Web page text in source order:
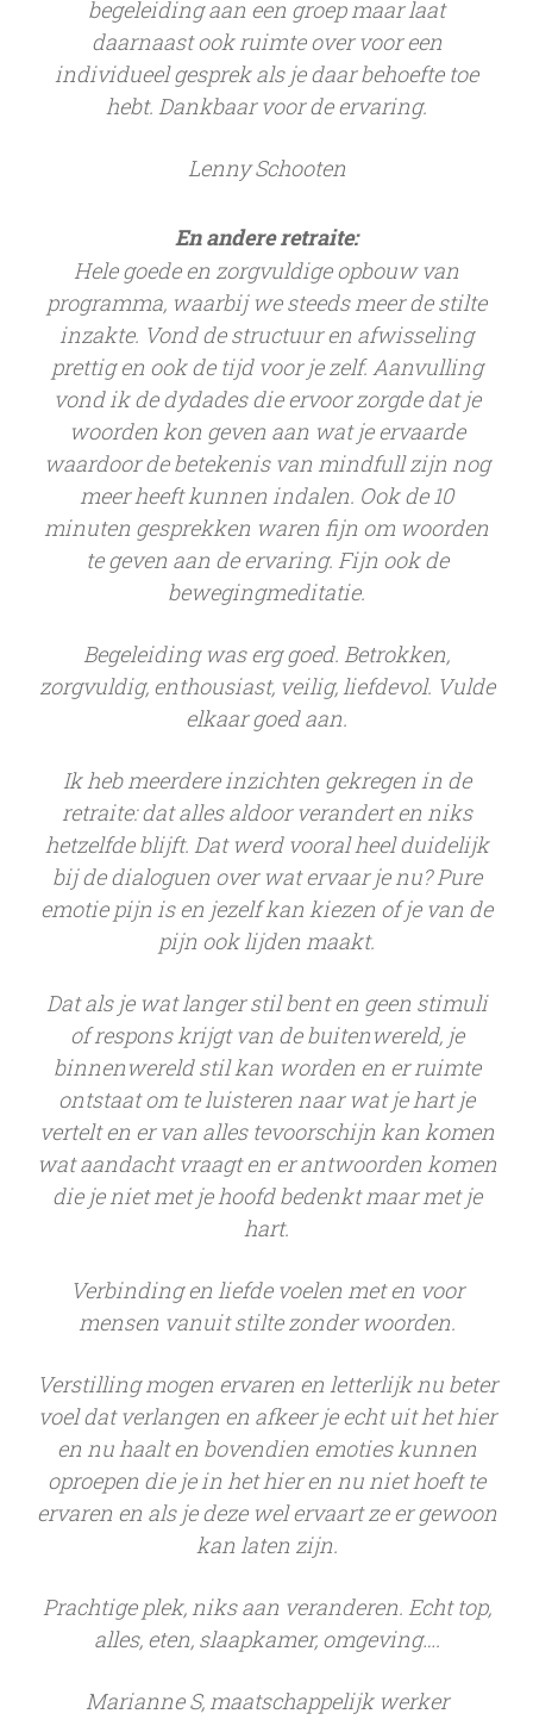
begeleiding aan een groep maar laat
daarnaast ook ruimte over voor een
individueel gesprek als je daar behoefte toe
hebt. Dankbaar voor de ervaring.
Lenny Schooten
En andere retraite:
Hele goede en zorgvuldige opbouw van
programma, waarbij we steeds meer de stilte
inzakte. Vond de structuur en afwisseling
prettig en ook de tijd voor je zelf. Aanvulling
vond ik de dydades die ervoor zorgde dat je
woorden kon geven aan wat je ervaarde
waardoor de betekenis van mindfull zijn nog
meer heeft kunnen indalen. Ook de 10
minuten gesprekken waren fijn om woorden
te geven aan de ervaring. Fijn ook de
bewegingmeditatie.
Begeleiding was erg goed. Betrokken,
zorgvuldig, enthousiast, veilig, liefdevol. Vulde
elkaar goed aan.
Ik heb meerdere inzichten gekregen in de
retraite: dat alles aldoor verandert en niks
hetzelfde blijft. Dat werd vooral heel duidelijk
bij de dialoguen over wat ervaar je nu?Pure
emotie pijn is en jezelf kan kiezen of je van de
pijn ook lijden maakt.
Dat als je wat langer stil bent en geen stimuli
of respons krijgt van de buitenwereld, je
binnenwereld stil kan worden en er ruimte
ontstaat om te luisteren naar wat je hart je
vertelt en er van alles tevoorschijn kan komen
wat aandacht vraagt en er antwoorden komen
die je niet met je hoofd bedenkt maar met je
hart.
Verbinding en liefde voelen met en voor
mensen vanuit stilte zonder woorden.
Verstilling mogen ervaren en letterlijk nu beter
voel dat verlangen en afkeer je echt uit het hier
en nu haalt en bovendien emoties kunnen
oproepen die je in het hier en nu niet hoeft te
ervaren en als je deze wel ervaart ze er gewoon
kan laten zijn.
Prachtige plek, niks aan veranderen. Echt top,
alles, eten, slaapkamer, omgeving….
Marianne S, maatschappelijk werker